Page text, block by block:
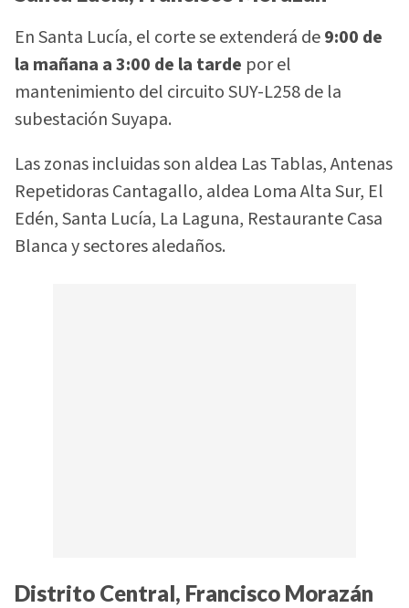
En Santa Lucía, el corte se extenderá de9:00 de
la mañana a 3:00 de la tarde por el
mantenimiento del circuito SUY-L258 de la
subestación Suyapa.
Las zonas incluidas son aldea Las Tablas, Antenas
Repetidoras Cantagallo, aldea Loma Alta Sur, El
Edén, Santa Lucía, La Laguna, Restaurante Casa
Blanca y sectores aledaños.
Distrito Central, Francisco Morazán